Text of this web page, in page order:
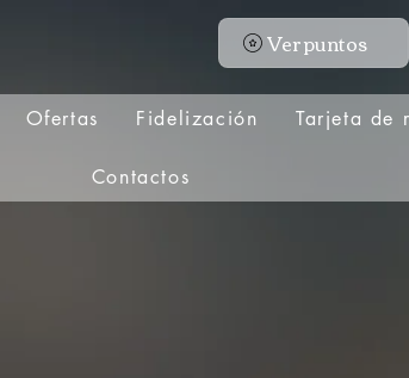
Ver puntos
Ofertas Fidelización Tarjeta de
Contactos